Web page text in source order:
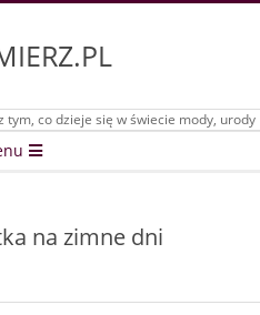
tym, co dzieje się w świecie mody, urody
na zimne dni